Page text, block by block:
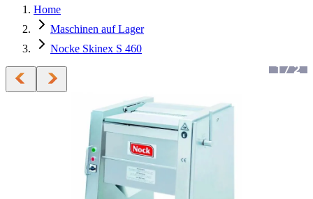
Home
Maschinen auf Lager
Nocke Skinex S 460
1/2